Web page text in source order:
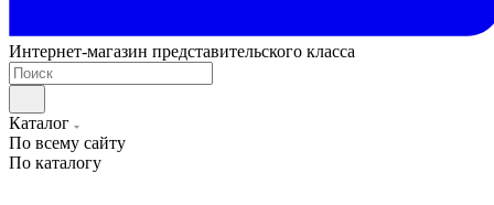
Интернет-магазин представительского класса
Каталог
По всему сайту
По каталогу